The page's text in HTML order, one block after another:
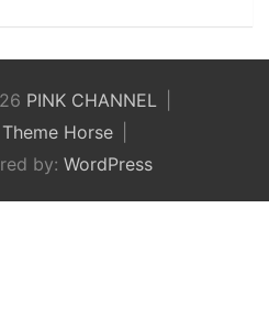
PINK CHANNEL
Theme Horse
by: WordPress